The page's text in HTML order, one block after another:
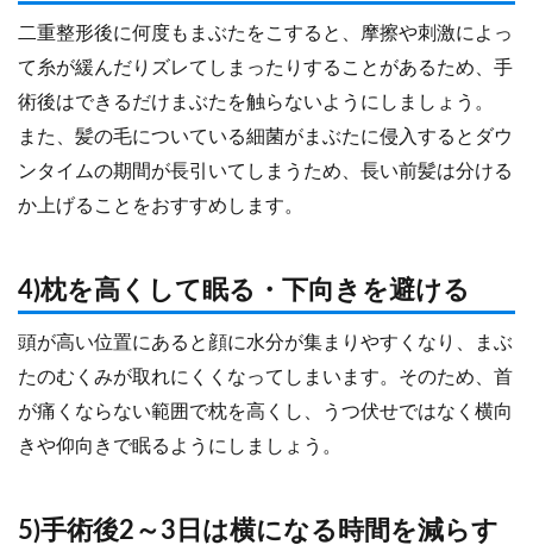
二重整形後に何度もまぶたをこすると、摩擦や刺激によっ
て糸が緩んだりズレてしまったりすることがあるため、手
術後はできるだけまぶたを触らないようにしましょう。
また、髪の毛についている細菌がまぶたに侵入するとダウ
ンタイムの期間が長引いてしまうため、長い前髪は分ける
か上げることをおすすめします。
4)枕を高くして眠る・下向きを避ける
頭が高い位置にあると顔に水分が集まりやすくなり、まぶ
たのむくみが取れにくくなってしまいます。そのため、首
が痛くならない範囲で枕を高くし、うつ伏せではなく横向
きや仰向きで眠るようにしましょう。
5)手術後2～3日は横になる時間を減らす